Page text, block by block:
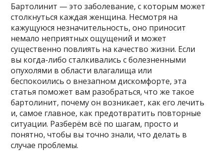
Бартолинит — это заболевание, с которым может
столкнуться каждая женщина. Несмотря на
кажущуюся незначительность, оно приносит
немало неприятных ощущений и может
существенно повлиять на качество жизни. Если
вы когда-либо сталкивались с болезненными
опухолями в области влагалища или
беспокоились о внезапном дискомфорте, эта
статья поможет вам разобраться, что же такое
бартолинит, почему он возникает, как его лечить
и, самое главное, как предотвратить повторные
ситуации. Разберём всё по шагам, просто и
понятно, чтобы вы точно знали, что делать в
случае проблемы.